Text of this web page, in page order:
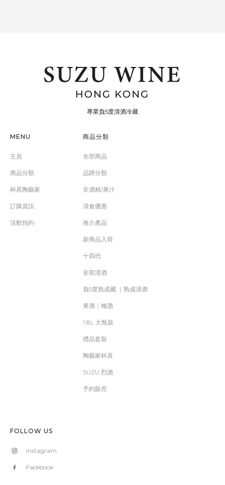
專業負5度清酒冷藏
MENU
主頁
商品分類
杯具陶藝家
訂購資訊
活動預約
商品分類
全部商品
品牌分類
非酒精/果汁
清倉優惠
推介產品
新商品入荷
十四代
全部清酒
負5度熟成藏 ｜熟成清酒
果酒｜梅酒
1.8L 大瓶裝
禮品套裝
陶藝家杯具
SUZU 烈酒
予約販売
FOLLOW US
Instagram
Facebook